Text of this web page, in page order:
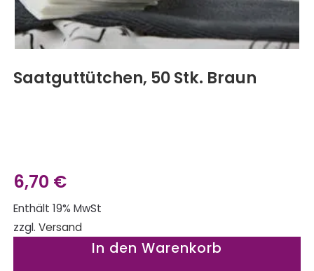
Saatguttütchen, 50 Stk. Braun
6,70 €
Enthält 19% MwSt
zzgl. Versand
In den Warenkorb